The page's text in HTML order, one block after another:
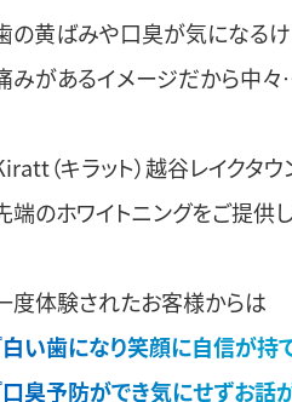
の黄ばみや口臭が気になるけ
みがあるイメージだから中々
（キラット）越谷レイクタ
端のホワイトニングをご提供し
度体験されたお客様からは
白い歯になり笑顔に自信が持
口臭予防ができ気にせずお話